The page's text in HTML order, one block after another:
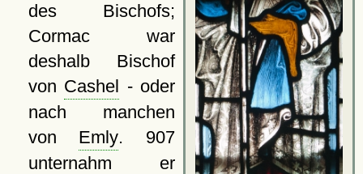
des Bischofs;
Cormac war
deshalb Bischof
von Cashel - oder
nach manchen
von Emly. 907
unternahm er